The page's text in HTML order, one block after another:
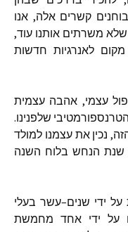
בוחנים קשרים אלה, אנו
שלא משרתים אותנו עוד,
מקום לאנרגיות חדשות
עצמי, אהבה עצמית
שלפנינו.
, נכין את עצמנו למולד
הנחש בלוח השנה
ידי שנים–עשר בעלי
על ידי אחד מחמשת